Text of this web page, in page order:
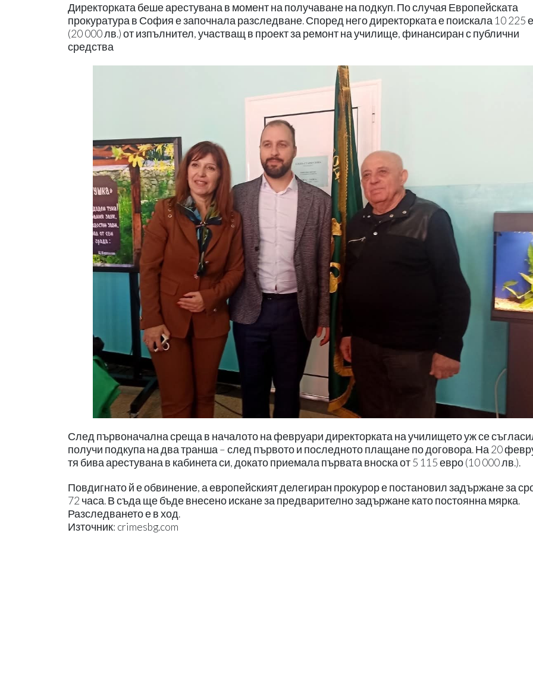
Директорката беше арестувана в момент на получаване на подкуп. По случая Европейската
прокуратура в София е започнала разследване. Според него директорката е поискала 10 225
(20 000 лв.) от изпълнител, участващ в проект за ремонт на училище, финансиран с публични
средства
След първоначална среща в началото на февруари директорката на училището уж се
получи подкупа на два транша – след първото и последното плащане по договора. На 20
тя бива арестувана в кабинета си, докато приемала първата вноска от 5 115 евро (10 000 лв.).
Повдигнато й е обвинение, а европейският делегиран прокурор е постановил задържане за
72 часа. В съда ще бъде внесено искане за предварително задържане като постоянна мярка.
Разследването е в ход.
Източник: crimesbg.com